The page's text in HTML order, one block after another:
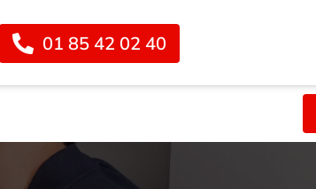
01 85 42 02 40